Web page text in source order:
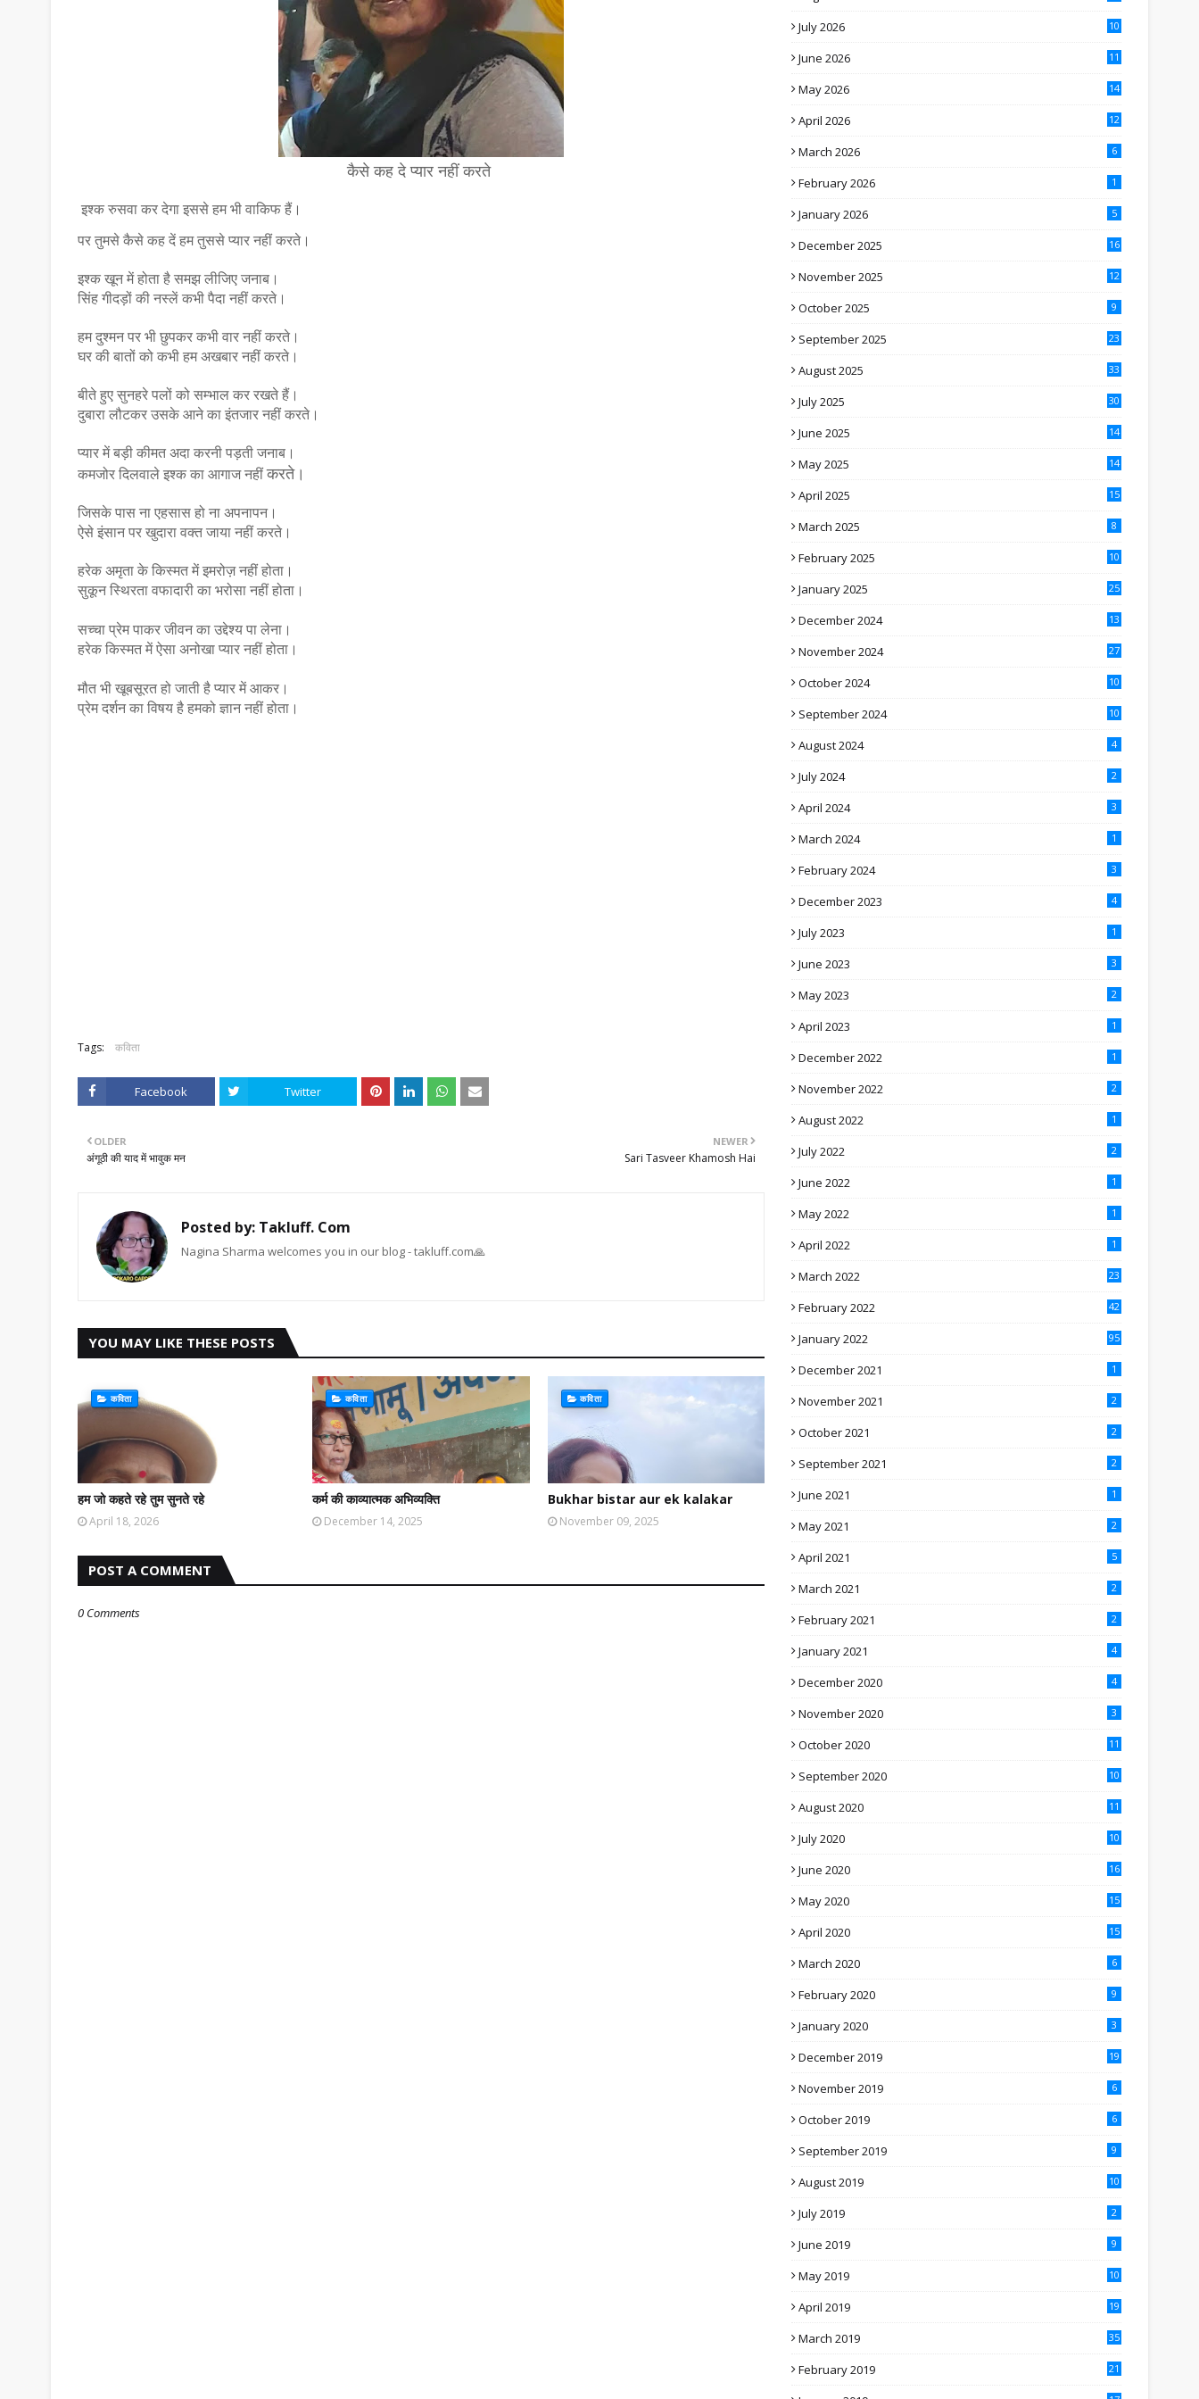
कैसे कह दे प्यार नहीं करते
इश्क रुसवा कर देगा इससे हम भी वाकिफ हैं।
पर तुमसे कैसे कह दें हम तुससे प्यार नहीं करते।
इश्क खून में होता है समझ लीजिए जनाब।
सिंह गीदड़ों की नस्लें कभी पैदा नहीं करते।
हम दुश्मन पर भी छुपकर कभी वार नहीं करते।
घर की बातों को कभी हम अखबार नहीं करते।
बीते हुए सुनहरे पलों को सम्भाल कर रखते हैं।
दुबारा लौटकर उसके आने का इंतजार नहीं करते।
प्यार में बड़ी कीमत अदा करनी पड़ती जनाब।
कमजोर दिलवाले इश्क का आगाज नहींकरते।
जिसके पास ना एहसास हो ना अपनापन।
ऐसे इंसान पर खुदारा वक्त जाया नहीं करते।
हरेक अमृता के किस्मत में इमरोज़ नहीं होता।
सुकून स्थिरता वफादारी का भरोसा नहीं होता।
सच्चा प्रेम पाकर जीवन का उद्देश्य पा लेना।
हरेक किस्मत में ऐसा अनोखा प्यार नहीं होता।
मौत भी खूबसूरत हो जाती है प्यार में आकर।
प्रेम दर्शन का विषय है हमको ज्ञान नहीं होता।
Tags: कविता
Facebook Twitter
NEWER
Sari Tasveer Khamosh Hai
OLDER
अंगूठी की याद में भावुक मन
Posted by: Takluff. Com
Nagina Sharma welcomes you in our blog - takluff.com🙏
YOU MAY LIKE THESE POSTS
कविता
हम जो कहते रहे तुम सुनते रहे
April 18, 2026
कविता
कर्म की काव्यात्मक अभिव्यक्ति
December 14, 2025
कविता
Bukhar bistar aur ek kalakar
November 09, 2025
POST A COMMENT
0 Comments
July 2026 10
June 2026 11
May 2026 14
April 2026 12
March 2026 6
February 2026 1
January 2026 5
December 2025 16
November 2025 12
October 2025 9
September 2025 23
August 2025 33
July 2025 30
June 2025 14
May 2025 14
April 2025 15
March 2025 8
February 2025 10
January 2025 25
December 2024 13
November 2024 27
October 2024 10
September 2024 10
August 2024 4
July 2024 2
April 2024 3
March 2024 1
February 2024 3
December 2023 4
July 2023 1
June 2023 3
May 2023 2
April 2023 1
December 2022 1
November 2022 2
August 2022 1
July 2022 2
June 2022 1
May 2022 1
April 2022 1
March 2022 23
February 2022 42
January 2022 95
December 2021 1
November 2021 2
October 2021 2
September 2021 2
June 2021 1
May 2021 2
April 2021 5
March 2021 2
February 2021 2
January 2021 4
December 2020 4
November 2020 3
October 2020 11
September 2020 10
August 2020 11
July 2020 10
June 2020 16
May 2020 15
April 2020 15
March 2020 6
February 2020 9
January 2020 3
December 2019 19
November 2019 6
October 2019 6
September 2019 9
August 2019 10
July 2019 2
June 2019 9
May 2019 10
April 2019 19
March 2019 35
February 2019 21